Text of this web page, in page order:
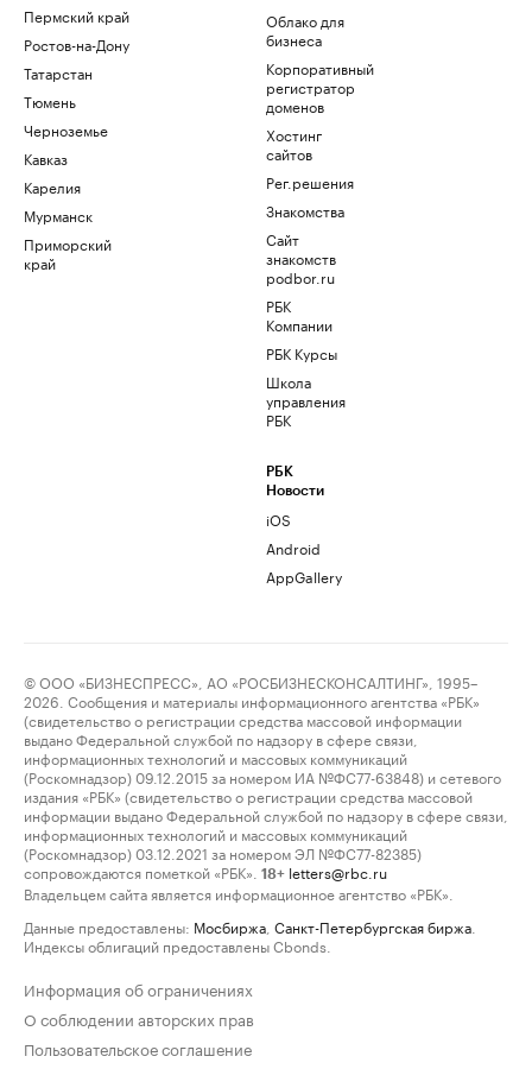
Пермский край
Ростов-на-Дону
Татарстан
Тюмень
Черноземье
Кавказ
Карелия
Мурманск
Приморский
край
Облако для
бизнеса
Корпоративный
регистратор
доменов
Хостинг
сайтов
Рег.решения
Знакомства
Сайт
знакомств
podbor.ru
РБК
Компании
РБК Курсы
Школа
управления
РБК
РБК
Новости
iOS
Android
AppGallery
© ООО «БИЗНЕСПРЕСС», АО «РОСБИЗНЕСКОНСАЛТИНГ», 1995–
2026. Сообщения и материалы информационного агентства «РБК»
(свидетельство о регистрации средства массовой информации
выдано Федеральной службой по надзору в сфере связи,
информационных технологий и массовых коммуникаций
(Роскомнадзор) 09.12.2015 за номером ИА №ФС77-63848) и сетевого
издания «РБК» (свидетельство о регистрации средства массовой
информации выдано Федеральной службой по надзору в сфере связи,
информационных технологий и массовых коммуникаций
(Роскомнадзор) 03.12.2021 за номером ЭЛ №ФС77-82385)
сопровождаются пометкой «РБК».
18+ letters@rbc.ru
Владельцем сайта является информационное агентство «РБК».
Данные предоставлены: Мосбиржа Санкт-Петербургская биржа
Индексы облигаций предоставлены Cbonds.
Информация об ограничениях
О соблюдении авторских прав
Пользовательское соглашение